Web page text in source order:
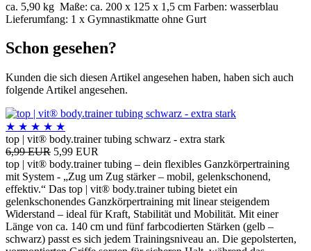
ca. 5,90 kg Maße: ca. 200 x 125 x 1,5 cm Farben: wasserblau
Lieferumfang: 1 x Gymnastikmatte ohne Gurt
Schon gesehen?
Kunden die sich diesen Artikel angesehen haben, haben sich auch
folgende Artikel angesehen.
★ ★ ★ ★ ★
top | vit® body.trainer tubing schwarz - extra stark
6,99 EUR 5,99 EUR
top | vit® body.trainer tubing – dein flexibles Ganzkörpertraining
mit System - „Zug um Zug stärker – mobil, gelenkschonend,
effektiv.“ Das top | vit® body.trainer tubing bietet ein
gelenkschonendes Ganzkörpertraining mit linear steigendem
Widerstand – ideal für Kraft, Stabilität und Mobilität. Mit einer
Länge von ca. 140 cm und fünf farbcodierten Stärken (gelb –
schwarz) passt es sich jedem Trainingsniveau an. Die gepolsterten,